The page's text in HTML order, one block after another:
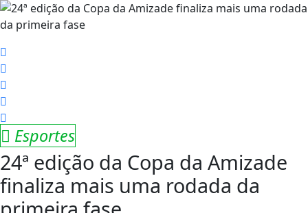
Esportes
24ª edição da Copa da Amizade
finaliza mais uma rodada da